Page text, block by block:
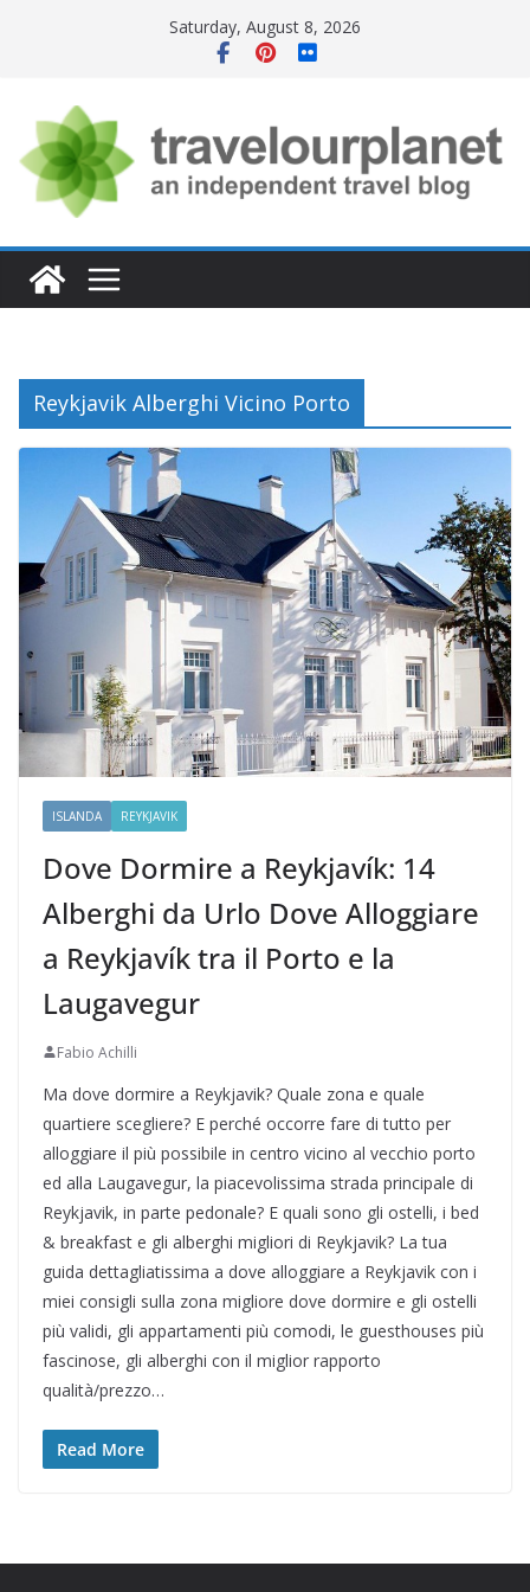
Saturday, August 8, 2026
Reykjavik Alberghi Vicino Porto
ISLANDA REYKJAVIK
Dove Dormire a Reykjavík: 14
Alberghi da Urlo Dove Alloggiare
a Reykjavík tra il Porto e la
Laugavegur
Fabio Achilli
Ma dove dormire a Reykjavik? Quale zona e quale
quartiere scegliere? E perché occorre fare di tutto per
alloggiare il più possibile in centro vicino al vecchio porto
ed alla Laugavegur, la piacevolissima strada principale di
Reykjavik, in parte pedonale? E quali sono gli ostelli, i bed
& breakfast e gli alberghi migliori di Reykjavik? La tua
guida dettagliatissima a dove alloggiare a Reykjavik con i
miei consigli sulla zona migliore dove dormire e gli ostelli
più validi, gli appartamenti più comodi, le guesthouses più
fascinose, gli alberghi con il miglior rapporto
qualità/prezzo…
Read More